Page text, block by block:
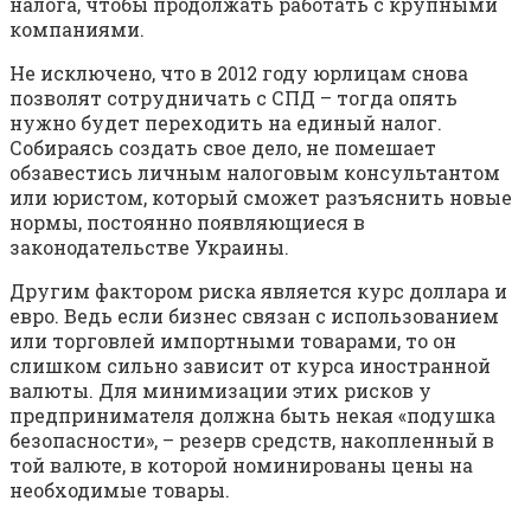
компаниями.
Не исключено, что в 2012 году юрлицам снова
позволят сотрудничать с СПД – тогда опять
нужно будет переходить на единый налог.
Собираясь создать свое дело, не помешает
обзавестись личным налоговым консультантом
или юристом, который сможет разъяснить новые
нормы, постоянно появляющиеся в
законодательстве Украины.
Другим фактором риска является курс доллара и
евро. Ведь если бизнес связан с использованием
или торговлей импортными товарами, то он
слишком сильно зависит от курса иностранной
валюты. Для минимизации этих рисков у
предпринимателя должна быть некая «подушка
безопасности», – резерв средств, накопленный в
той валюте, в которой номинированы цены на
необходимые товары.